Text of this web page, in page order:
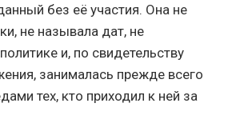
без её участия. Она не
не называла дат, не
и, по свидетельству
занималась прежде всего
тех, кто приходил к ней за